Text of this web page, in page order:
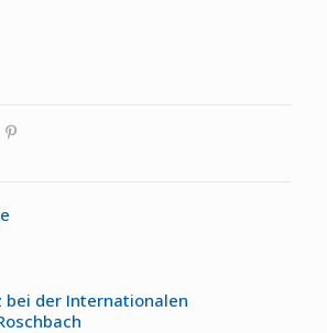
bei der Internationalen